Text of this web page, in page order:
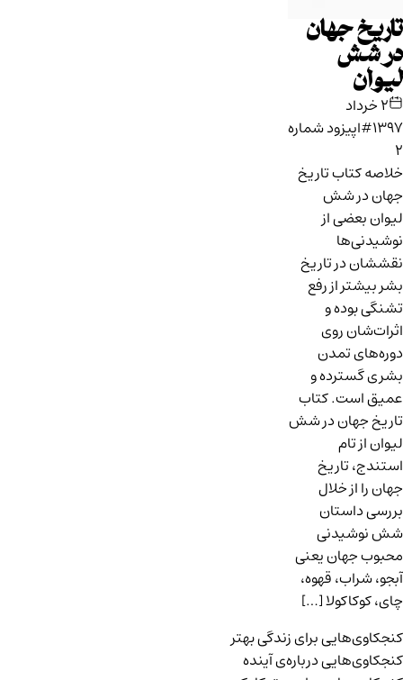
تاریخ جهان
در شش
لیوان
۲ خرداد
۱۳۹۷#اپیزود شماره
۲
خلاصه کتاب تاریخ
جهان در شش
لیوان بعضی از
نوشیدنی‌ها
نقششان در تاریخ
بشر بیشتر از رفع
تشنگی بوده و
اثرات‌شان روی
دوره‌های تمدن
بشری گسترده و
عمیق است. کتاب
تاریخ جهان در شش
لیوان از تام
استندج، تاریخ
جهان را از خلال
بررسی داستان
شش نوشیدنی
محبوب جهان یعنی
آبجو، شراب، قهوه،
چای، کوکاکولا […]
کنجکاوی‌هایی برای زندگی بهتر
کنجکاوی‌هایی درباره‌ی آينده